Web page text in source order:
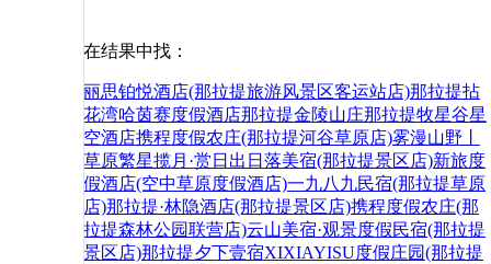
在结果中找：
丽思铂悦酒店(那拉提旅游风景区客运站店)那拉提拈
花湾哈茵赛度假酒店那拉提金陵山庄那拉提牧星谷星
空酒店携程度假农庄(那拉提河谷草原店)雾漫山野丨
草原繁星揽月·赏日出日落美宿(那拉提景区店)新旅度
假酒店(空中草原度假酒店)一九八九民宿(那拉提草原
店)那拉提·林隐酒店(那拉提景区店)携程度假农庄(那
拉提森林公园联营店)云山美宿·观景度假民宿(那拉提
景区店)那拉提夕下壹宿XIXIAYISU度假庄园(那拉提